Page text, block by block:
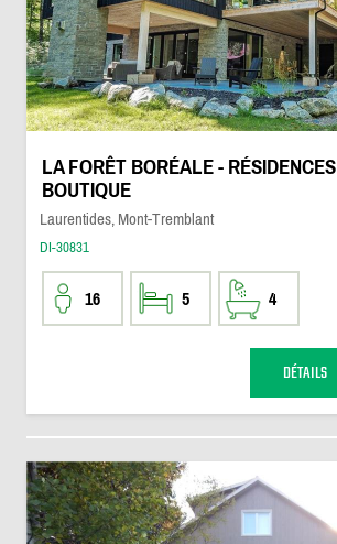
LA FORÊT BORÉALE - RÉSIDENCES
BOUTIQUE
Laurentides, Mont-Tremblant
DI-30831
16 5 4
DÉTAILS